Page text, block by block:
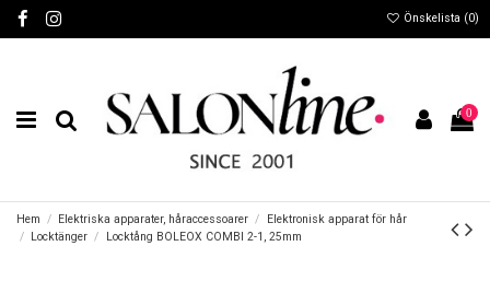
Önskelista (0)
0
Hem Elektriska apparater, håraccessoarer
Elektronisk apparat för hår
Locktänger
Locktång BOLEOX COMBI 2-1, 25mm